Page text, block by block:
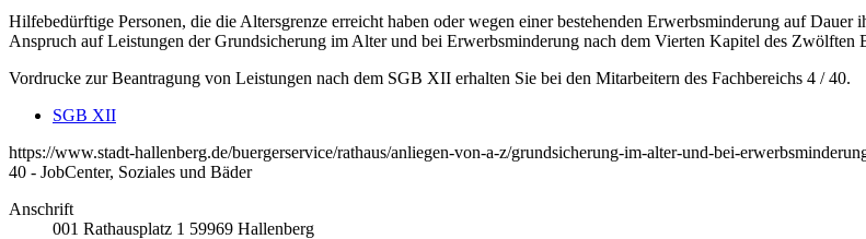
Hilfebedürftige Personen, die die Altersgrenze erreicht haben oder wegen einer bestehenden Erwerbsminderung auf
Anspruch auf Leistungen der Grundsicherung im Alter und bei Erwerbsminderung nach dem Vierten Kapitel des Zwölften
Vordrucke zur Beantragung von Leistungen nach dem SGB XII erhalten Sie bei den Mitarbeitern des Fachbereichs 4 / 40.
SGB XII
https://www.stadt-hallenberg.de/buergerservice/rathaus/anliegen-von-a-z/grundsicherung-im-alter-und-bei-
40 - JobCenter, Soziales und Bäder
Anschrift
001 Rathausplatz 1 59969 Hallenberg